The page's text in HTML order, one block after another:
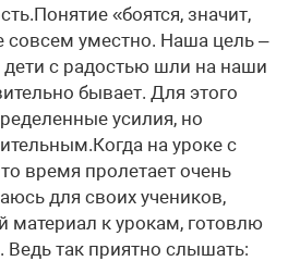
«боятся, значит,
уместно. Наша цель –
дети с радостью шли на наши
бывает. Для этого
усилия, но
на уроке с
время пролетает очень
для своих учеников,
материал к урокам, готовлю
Ведь так приятно слышать: